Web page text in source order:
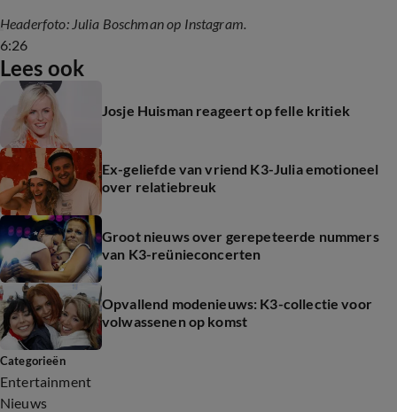
6:26
Headerfoto: Julia Boschman op Instagram.
Lees ook
Josje Huisman reageert op felle kritiek
Ex-geliefde van vriend K3-Julia emotioneel
over relatiebreuk
Groot nieuws over gerepeteerde nummers
van K3-reünieconcerten
Opvallend modenieuws: K3-collectie voor
volwassenen op komst
Categorieën
Entertainment
Nieuws